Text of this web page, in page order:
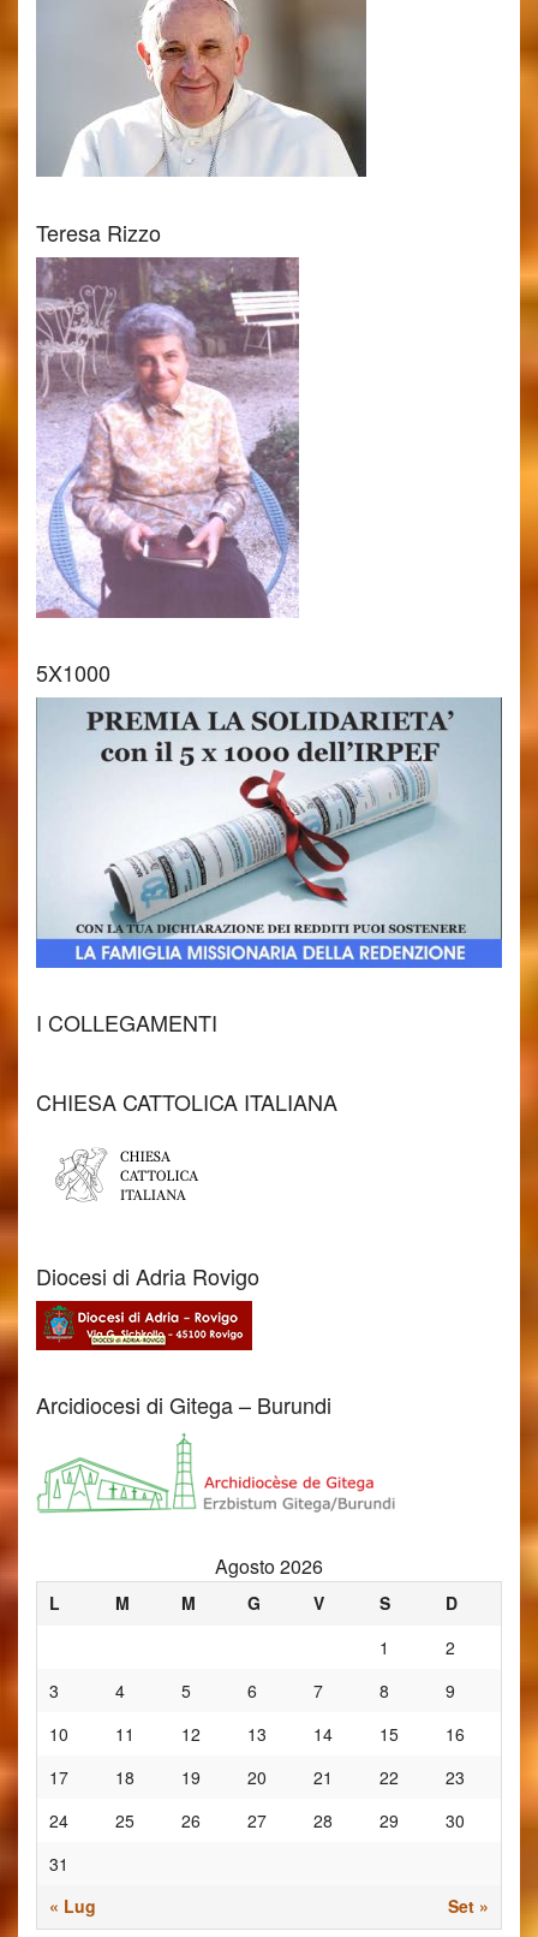
Teresa Rizzo
5X1000
I COLLEGAMENTI
CHIESA CATTOLICA ITALIANA
Diocesi di Adria Rovigo
Arcidiocesi di Gitega – Burundi
Agosto 2026
L M M G V S
D
1
2
3
4 5 6 7 8
9
10
11 12 13 14 15
16
17
18 19 20 21 22
23
24
25 26 27 28 29
30
31
« Lug
Set »